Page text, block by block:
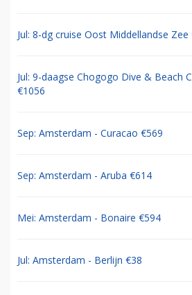
Jul: 8-dg cruise Oost Middellandse Zee
Jul: 9-daagse Chogogo Dive & Beach
€1056
Sep: Amsterdam - Curacao €569
Sep: Amsterdam - Aruba €614
Mei: Amsterdam - Bonaire €594
Jul: Amsterdam - Berlijn €38